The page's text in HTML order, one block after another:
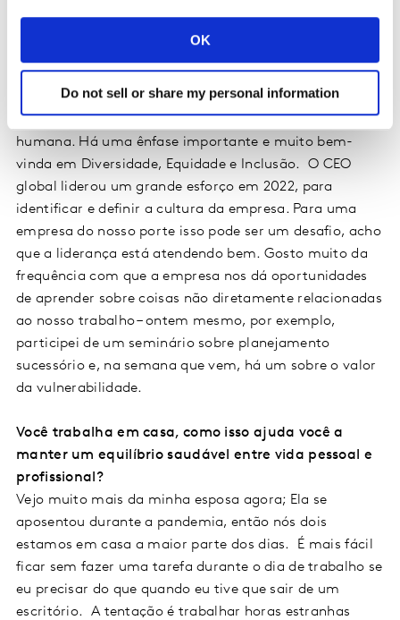
OK
Do not sell or share my personal information
meus companheiros de equipe.
Dentro da empresa mais ampla, eu diria que a cultura
está evoluindo, tentando tornar a Kantar mais
humana. Há uma ênfase importante e muito bem-
vinda em Diversidade, Equidade e Inclusão. O CEO
global liderou um grande esforço em 2022, para
identificar e definir a cultura da empresa. Para uma
empresa do nosso porte isso pode ser um desafio, acho
que a liderança está atendendo bem. Gosto muito da
frequência com que a empresa nos dá oportunidades
de aprender sobre coisas não diretamente relacionadas
ao nosso trabalho – ontem mesmo, por exemplo,
participei de um seminário sobre planejamento
sucessório e, na semana que vem, há um sobre o valor
da vulnerabilidade.
Você trabalha em casa, como isso ajuda você a
manter um equilíbrio saudável entre vida pessoal e
profissional?
Vejo muito mais da minha esposa agora; Ela se
aposentou durante a pandemia, então nós dois
estamos em casa a maior parte dos dias. É mais fácil
ficar sem fazer uma tarefa durante o dia de trabalho se
eu precisar do que quando eu tive que sair de um
escritório. A tentação é trabalhar horas estranhas